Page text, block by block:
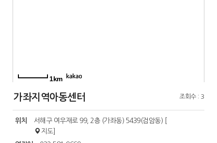
1km
가좌지역아동센터 조회수 : 3
위치
서해구 여우재로 99, 2층 (가좌동) 5439(검암동) [
지도